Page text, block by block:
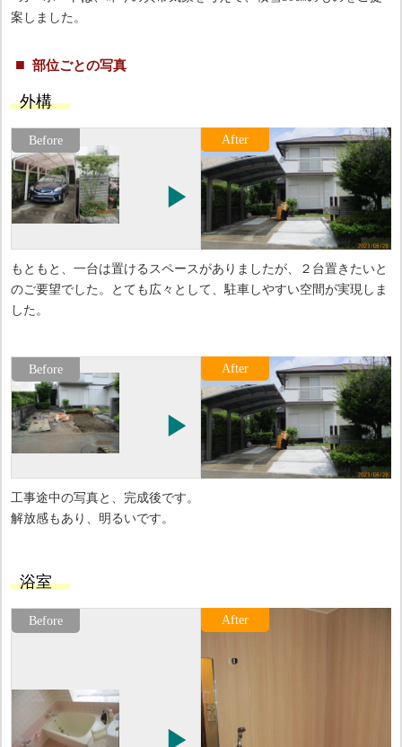
案しました。
部位ごとの写真
外構
もともと、一台は置けるスペースがありましたが、２台置きたいと
のご要望でした。とても広々として、駐車しやすい空間が実現しま
した。
工事途中の写真と、完成後です。
解放感もあり、明るいです。
浴室